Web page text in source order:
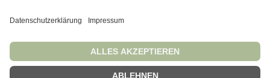
Offizieller Onlineshop für Privatkunden. Alle Preise inkl. gesetzl.
Wir sind stets bemüht, aktuelle und vollständige Informationen auf